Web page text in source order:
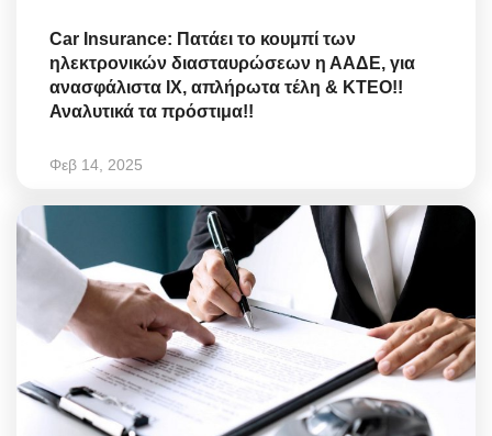
Car Insurance: Πατάει το κουμπί των
ηλεκτρονικών διασταυρώσεων η ΑΑΔΕ, για
ανασφάλιστα ΙΧ, απλήρωτα τέλη & ΚΤΕΟ!!
Αναλυτικά τα πρόστιμα!!
Φεβ 14, 2025